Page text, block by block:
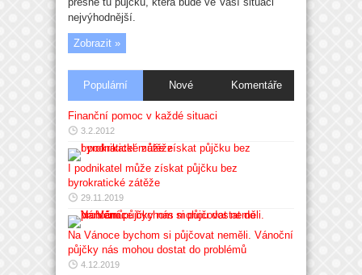
nejvýhodnější.
Zobrazit »
Populární Nové Komentáře
Finanční pomoc v každé situaci
3.2.2012
I podnikatel může získat půjčku bez
byrokratické zátěže
29.11.2019
Na Vánoce bychom si půjčovat neměli. Vánoční
půjčky nás mohou dostat do problémů
4.12.2019